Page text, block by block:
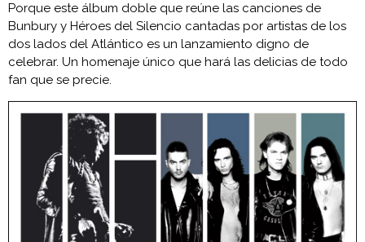
Porque este álbum doble que reúne las canciones de
Bunbury y Héroes del Silencio cantadas por artistas de los
dos lados del Atlántico es un lanzamiento digno de
celebrar. Un homenaje único que hará las delicias de todo
fan que se precie.